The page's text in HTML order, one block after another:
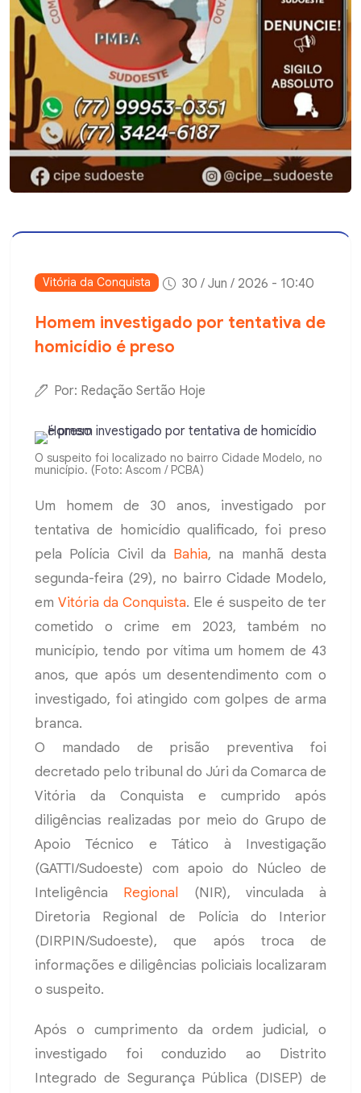
Vitória da Conquista 30 / Jun / 2026 - 10:40
Homem investigado por tentativa de
homicídio é preso
Por: Redação Sertão Hoje
O suspeito foi localizado no bairro Cidade Modelo, no
município. (Foto: Ascom / PCBA)
Um homem de 30 anos, investigado por
tentativa de homicídio qualificado, foi preso
pela Polícia Civil da Bahia, na manhã desta
segunda-feira (29), no bairro Cidade Modelo,
em Vitória da Conquista. Ele é suspeito de ter
cometido o crime em 2023, também no
município, tendo por vítima um homem de 43
anos, que após um desentendimento com o
investigado, foi atingido com golpes de arma
branca.
O mandado de prisão preventiva foi
decretado pelo tribunal do Júri da Comarca de
Vitória da Conquista e cumprido após
diligências realizadas por meio do Grupo de
Apoio Técnico e Tático à Investigação
(GATTI/Sudoeste) com apoio do Núcleo de
Inteligência Regional (NIR), vinculada à
Diretoria Regional de Polícia do Interior
(DIRPIN/Sudoeste), que após troca de
informações e diligências policiais localizaram
o suspeito.
Após o cumprimento da ordem judicial, o
investigado foi conduzido ao Distrito
Integrado de Segurança Pública (DISEP) de